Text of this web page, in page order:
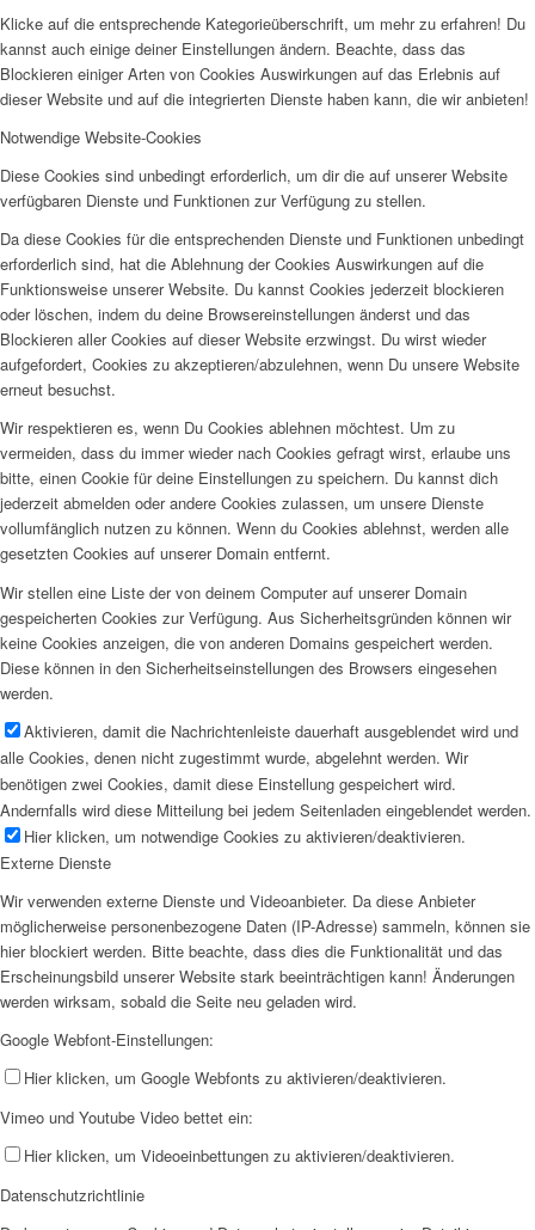
Klicke auf die entsprechende Kategorieüberschrift, um mehr zu erfahren! Du
kannst auch einige deiner Einstellungen ändern. Beachte, dass das
Blockieren einiger Arten von Cookies Auswirkungen auf das Erlebnis auf
dieser Website und auf die integrierten Dienste haben kann, die wir anbieten!
Notwendige Website-Cookies
Diese Cookies sind unbedingt erforderlich, um dir die auf unserer Website
verfügbaren Dienste und Funktionen zur Verfügung zu stellen.
Da diese Cookies für die entsprechenden Dienste und Funktionen unbedingt
erforderlich sind, hat die Ablehnung der Cookies Auswirkungen auf die
Funktionsweise unserer Website. Du kannst Cookies jederzeit blockieren
oder löschen, indem du deine Browsereinstellungen änderst und das
Blockieren aller Cookies auf dieser Website erzwingst. Du wirst wieder
aufgefordert, Cookies zu akzeptieren/abzulehnen, wenn Du unsere Website
erneut besuchst.
Wir respektieren es, wenn Du Cookies ablehnen möchtest. Um zu
vermeiden, dass du immer wieder nach Cookies gefragt wirst, erlaube uns
bitte, einen Cookie für deine Einstellungen zu speichern. Du kannst dich
jederzeit abmelden oder andere Cookies zulassen, um unsere Dienste
vollumfänglich nutzen zu können. Wenn du Cookies ablehnst, werden alle
gesetzten Cookies auf unserer Domain entfernt.
Wir stellen eine Liste der von deinem Computer auf unserer Domain
gespeicherten Cookies zur Verfügung. Aus Sicherheitsgründen können wir
keine Cookies anzeigen, die von anderen Domains gespeichert werden.
Diese können in den Sicherheitseinstellungen des Browsers eingesehen
werden.
Aktivieren, damit die Nachrichtenleiste dauerhaft ausgeblendet wird und
alle Cookies, denen nicht zugestimmt wurde, abgelehnt werden. Wir
benötigen zwei Cookies, damit diese Einstellung gespeichert wird.
Andernfalls wird diese Mitteilung bei jedem Seitenladen eingeblendet werden.
Hier klicken, um notwendige Cookies zu aktivieren/deaktivieren.
Externe Dienste
Wir verwenden externe Dienste und Videoanbieter. Da diese Anbieter
möglicherweise personenbezogene Daten (IP-Adresse) sammeln, können sie
hier blockiert werden. Bitte beachte, dass dies die Funktionalität und das
Erscheinungsbild unserer Website stark beeinträchtigen kann! Änderungen
werden wirksam, sobald die Seite neu geladen wird.
Google Webfont-Einstellungen:
Hier klicken, um Google Webfonts zu aktivieren/deaktivieren.
Vimeo und Youtube Video bettet ein:
Hier klicken, um Videoeinbettungen zu aktivieren/deaktivieren.
Datenschutzrichtlinie